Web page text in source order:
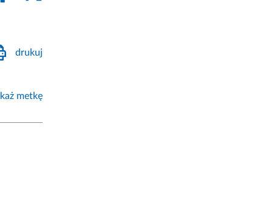
drukuj
metkę